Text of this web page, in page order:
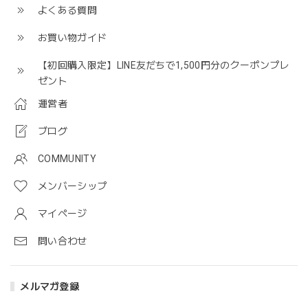
よくある質問
お買い物ガイド
【初回購入限定】LINE友だちで1,500円分のクーポンプレ
ゼント
運営者
ブログ
COMMUNITY
メンバーシップ
マイページ
問い合わせ
メルマガ登録